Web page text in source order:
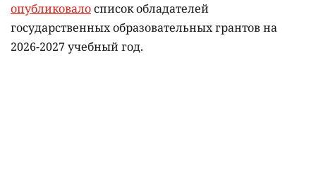
опубликовалосписок обладателей
государственных образовательных грантов на
2026-2027 учебный год.